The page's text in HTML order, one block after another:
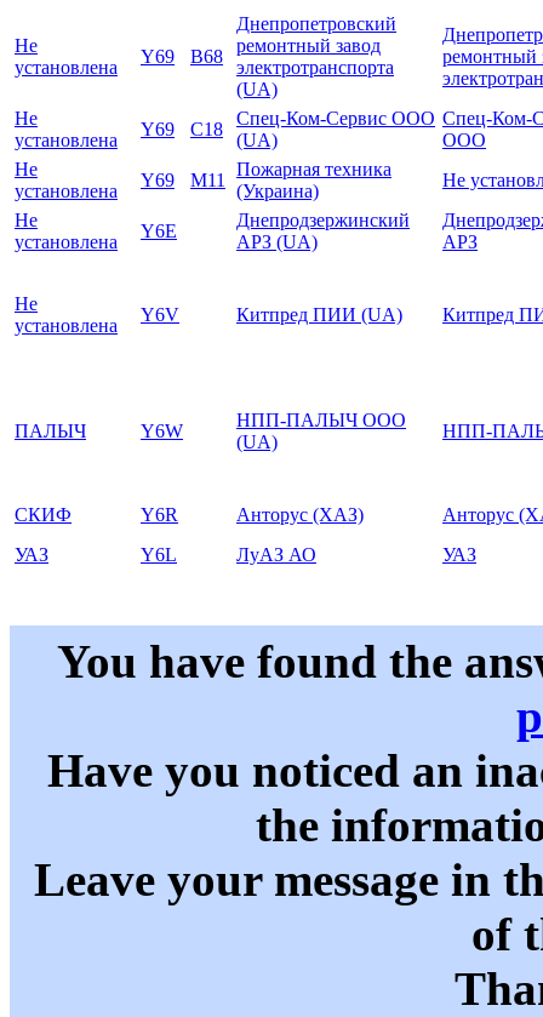
Не
установлена
Y69 B68
Днепропетровский
ремонтный завод
электротранспорта
(UA)
ремонтный
Не
установлена
Y69 C18
Спец-Ком-Сервис ООО
(UA)
Спец-Ком-
ООО
Не
установлена
Y69 M11
Пожарная техника
(Украина)
Не
Не
установлена
Y6E
Днепродзержинский
АРЗ (UA)
АРЗ
Не
установлена
Y6V Китпред ПИИ (UA) Китпред
ПАЛЫЧ Y6W
НПП-ПАЛЫЧ ООО
(UA)
НПП-
СКИФ Y6R Анторус (ХАЗ)
Анторус
УАЗ
Y6L ЛуАЗ АО УАЗ
You have found the
Have you noticed an
the
Leave your message in
of